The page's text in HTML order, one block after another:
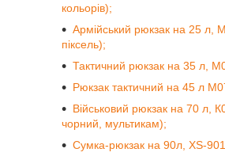
кольорів);
Армійський рюкзак на 25 л,
піксель);
Тактичний рюкзак на 35 л,
Рюкзак тактичний на 45 л
Військовий рюкзак на 70 л,
чорний, мультикам);
Сумка-рюкзак на 90л, XS-